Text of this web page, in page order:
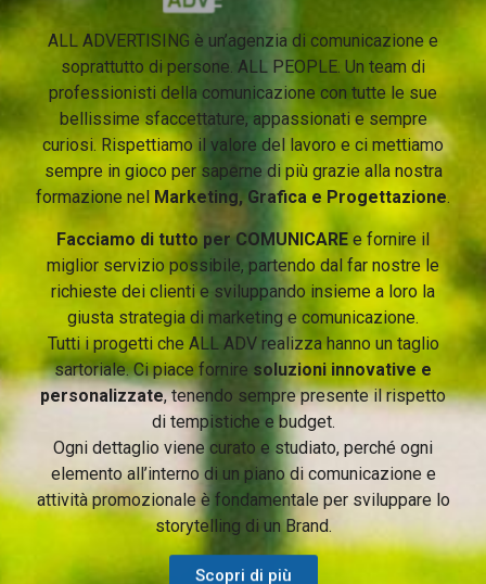
ALL ADVERTISING è un’agenzia di comunicazione e
soprattutto di persone. ALL PEOPLE. Un team di
professionisti della comunicazione con tutte le sue
bellissime sfaccettature, appassionati e sempre
curiosi. Rispettiamo il valore del lavoro e ci mettiamo
sempre in gioco per saperne di più grazie alla nostra
formazione nel
Marketing, Grafica e Progettazione.
Facciamo di tutto per COMUNICARE e fornire il
miglior servizio possibile, partendo dal far nostre le
richieste dei clienti e sviluppando insieme a loro la
giusta strategia di marketing e comunicazione.
Tutti i progetti che ALL ADV realizza hanno un taglio
sartoriale. Ci piace fornire soluzioni innovative e
personalizzate, tenendo sempre presente il rispetto
di tempistiche e budget.
Ogni dettaglio viene curato e studiato, perché ogni
elemento all’interno di un piano di comunicazione e
attività promozionale è fondamentale per sviluppare lo
storytelling di un Brand.
Scopri di più